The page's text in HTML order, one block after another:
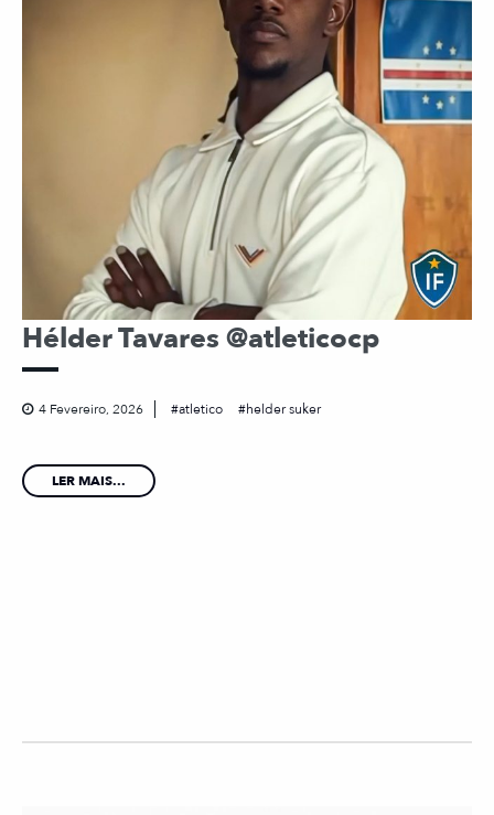
Hélder Tavares @atleticocp
4 Fevereiro, 2026 atletico helder suker
LER MAIS...